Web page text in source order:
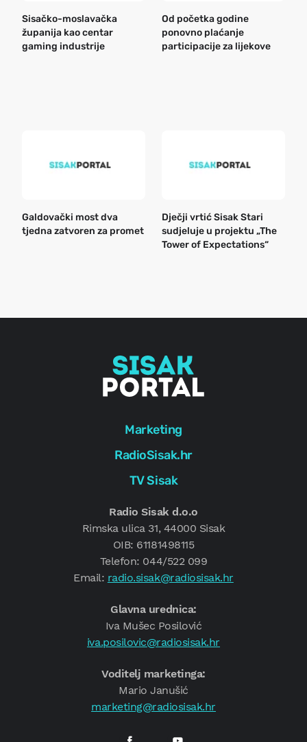
Sisačko-moslavačka
županija kao centar
gaming industrije
Od početka godine
ponovno plaćanje
participacije za lijekove
Galdovački most dva
tjedna zatvoren za promet
Dječji vrtić Sisak Stari
sudjeluje u projektu „The
Tower of Expectations“
Marketing
RadioSisak.hr
TV Sisak
Radio Sisak d.o.o
Rimska ulica 31, 44000 Sisak
OIB: 61181498115
Telefon: 044/522 099
Email: radio.sisak@radiosisak.hr
Glavna urednica:
Iva Mušec Posilović
iva.posilovic@radiosisak.hr
Voditelj marketinga:
Mario Janušić
marketing@radiosisak.hr